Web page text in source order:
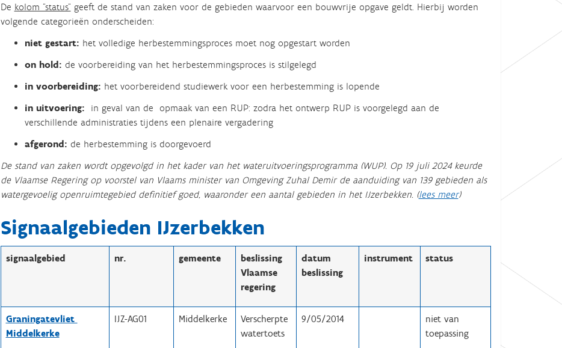
De kolom "status" geeft de stand van zaken voor de gebieden waarvoor een bouwvrije opgave geldt. Hierbij worden
volgende categorieën onderscheiden:
niet gestart: het volledige herbestemmingsproces moet nog opgestart worden
on hold: de voorbereiding van het herbestemmingsproces is stilgelegd
in voorbereiding: het voorbereidend studiewerk voor een herbestemming is lopende
in uitvoering: in geval van de opmaak van een RUP: zodra het ontwerp RUP is voorgelegd aan de
verschillende administraties tijdens een plenaire vergadering
afgerond: de herbestemming is doorgevoerd
De stand van zaken wordt opgevolgd in het kader van het wateruitvoeringsprogramma (WUP). Op 19 juli 2024 keurde
de Vlaamse Regering op voorstel van Vlaams minister van Omgeving Zuhal Demir de aanduiding van 139 gebieden als
watergevoelig openruimtegebied definitief goed, waaronder een aantal gebieden in het IJzerbekken. (lees meer)
Signaalgebieden IJzerbekken
signaalgebied nr. gemeente
beslissing
Vlaamse
regering
datum
beslissing
instrument status
Graningatevliet
Middelkerke
IJZ-AG01 Middelkerke
Verscherpte
watertoets
9/05/2014
niet van
toepassing